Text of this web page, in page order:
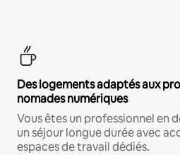
Des logements adaptés aux
nomades numériques
Vous êtes un professionnel en
un séjour longue durée avec
espaces de travail dédiés.